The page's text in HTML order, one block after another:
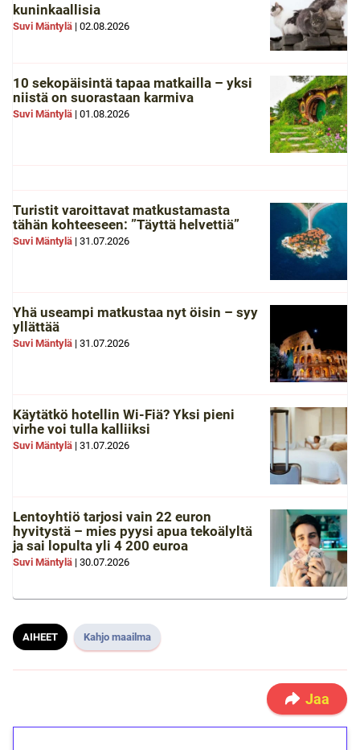
kuninkaallisia
Suvi Mäntylä | 02.08.2026
10 sekopäisintä tapaa matkailla – yksi
niistä on suorastaan karmiva
Suvi Mäntylä | 01.08.2026
Turistit varoittavat matkustamasta
tähän kohteeseen: ”Täyttä helvettiä”
Suvi Mäntylä | 31.07.2026
Yhä useampi matkustaa nyt öisin – syy
yllättää
Suvi Mäntylä | 31.07.2026
Käytätkö hotellin Wi-Fiä? Yksi pieni
virhe voi tulla kalliiksi
Suvi Mäntylä | 31.07.2026
Lentoyhtiö tarjosi vain 22 euron
hyvitystä – mies pyysi apua tekoälyltä
ja sai lopulta yli 4 200 euroa
Suvi Mäntylä | 30.07.2026
AIHEET Kahjo maailma
Jaa